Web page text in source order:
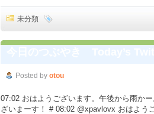
未分類
Posted by otou
07:02 おはようございます。午後から雨か
ざいまーす！ # 08:02 @xpavlovx おはよう